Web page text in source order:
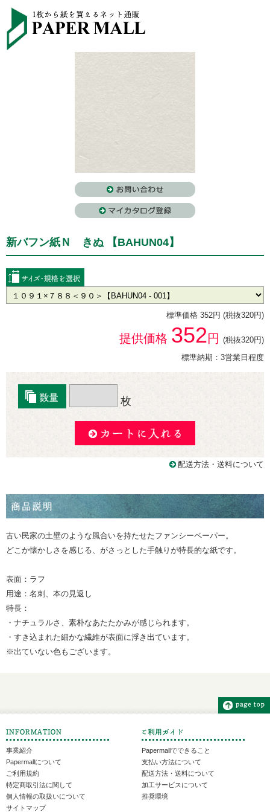
新バフン紙Ｎ きぬ 【BAHUN04】
標準価格 352円 (税抜320円)
提供価格 352円 (税抜320円)
標準納期：3営業日程度
枚
配送方法・送料について
古い民家の土壁のような風合いを持たせたファンシーペーパー。
どこか懐かしさを感じる、がさっとした手触りが特長的な紙です。
表面：ラフ
用途：名刺、本の見返し
特長：
・ナチュラルさ、素朴なあたたかみが感じられます。
・すき込まれた細かな繊維が表面に浮き出ています。
※出ていない色もございます。
事業紹介
Papermallについて
ご利用規約
特定商取引法に関して
個人情報の取扱いについて
サイトマップ
Papermallでできること
支払い方法について
配送方法・送料について
加工サービスについて
推奨環境